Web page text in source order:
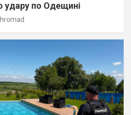
удару по Одещині